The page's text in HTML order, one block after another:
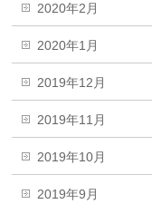
2020年2月
2020年1月
2019年12月
2019年11月
2019年10月
2019年9月